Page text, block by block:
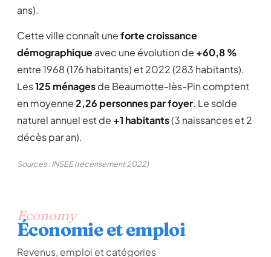
ans).
Cette ville connaît uneforte croissance
démographiqueavec une évolution de +60,8 %
entre 1968 (176 habitants) et 2022 (283 habitants).
Les125 ménagesde Beaumotte-lès-Pin comptent
en moyenne2,26 personnes par foyer. Le solde
naturel annuel est de +1 habitants(3 naissances et 2
décès par an).
Sources : INSEE (recensement 2022)
Economy
Économie et emploi
Revenus, emploi et catégories